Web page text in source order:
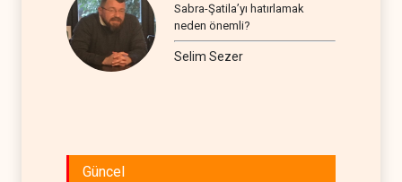
Sabra-Şatila’yı hatırlamak
neden önemli?
Selim Sezer
Güncel